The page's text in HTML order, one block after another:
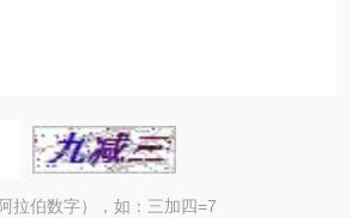
拉伯数字），如：三加四=7